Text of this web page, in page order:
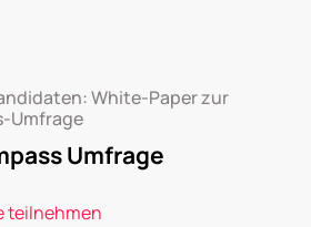
White-Paper zur
Umfrage
Umfrage
teilnehmen